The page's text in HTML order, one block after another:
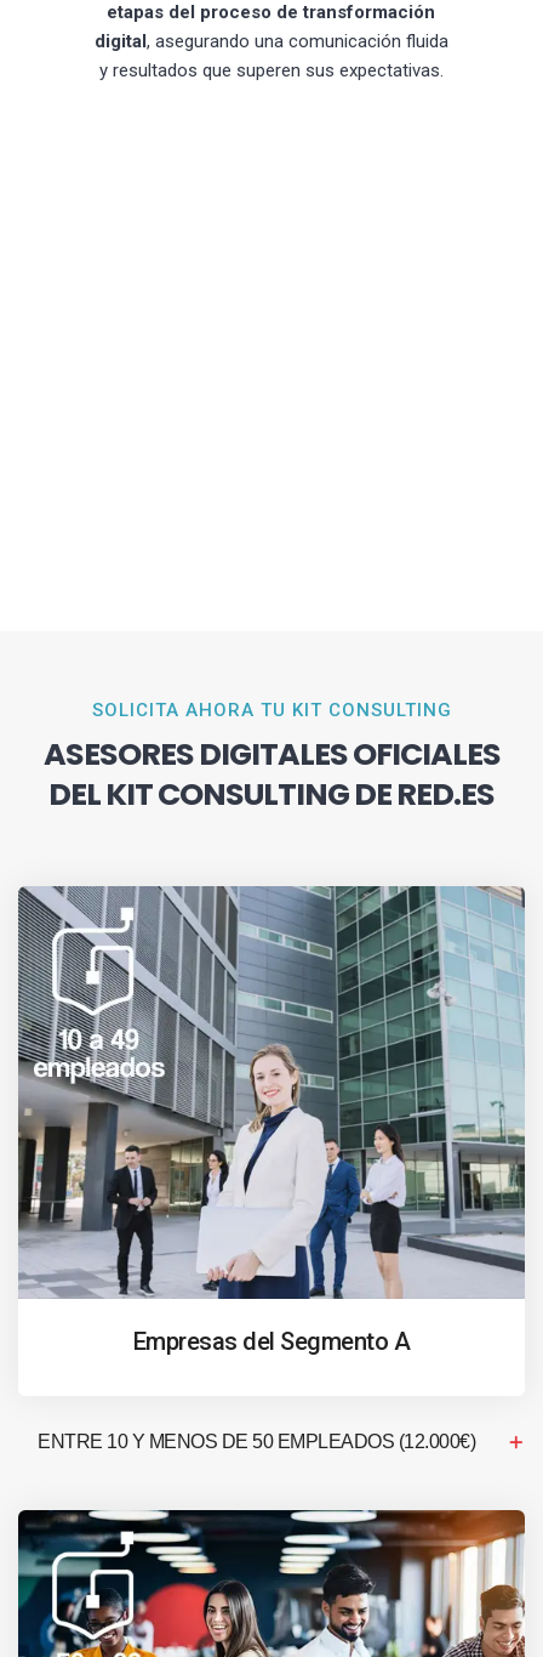
etapas del proceso de transformación
digital, asegurando una comunicación fluida
y resultados que superen sus expectativas.
SOLICITA AHORA TU KIT CONSULTING
ASESORES DIGITALES OFICIALES
DEL KIT CONSULTING DE RED.ES
Empresas del Segmento A
ENTRE 10 Y MENOS DE 50 EMPLEADOS (12.000€)